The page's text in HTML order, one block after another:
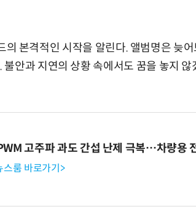
본격적인 시작을 알린다. 앨범명은 늦어
안과 지연의 상황 속에서도 꿈을 놓지 않
고주파 과도 간섭 난제 극복…차량용
스룸 바로가기>